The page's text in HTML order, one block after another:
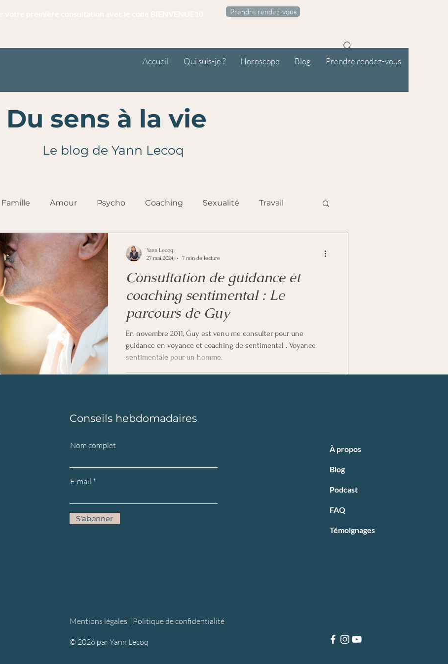
Prendre rendez-vous
Accueil Qui suis-je ? Horoscope Blog Prendre rendez-vous
Du sens à la vie
Le blog de Yann Lecoq
Famille Amour Psycho Coaching Sexualité Travail
neuro-libido Analyse et information
Consultation de guidance et
coaching sentimental : Le
parcours de Guy
En novembre 2011, Guy est venu me consulter pour une
guidance en voyance et coaching de sentimental . Voyance
sentimentale pour un homme.
Yann Lecoq
27 mai 2024
7 min de lecture
Conseils hebdomadaires
Nom complet
E-mail
S'abonner
Mentions légales | Politique de confidentialité
© 2026 par Yann Lecoq
À propos
Blog
Podcast
FAQ
Témoignages